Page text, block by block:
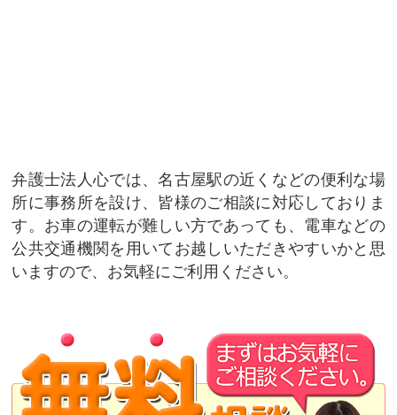
弁護士法人心では、名古屋駅の近くなどの便利な場
所に事務所を設け、皆様のご相談に対応しておりま
す。お車の運転が難しい方であっても、電車などの
公共交通機関を用いてお越しいただきやすいかと思
いますので、お気軽にご利用ください。